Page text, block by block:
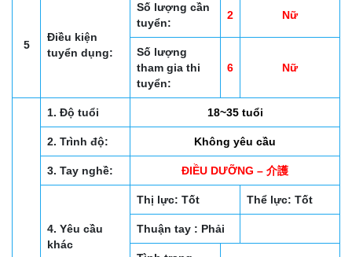
5
Điều kiện
tuyển dụng:
Số lượng cần
tuyển:
2 Nữ
Số lượng
tham gia thi
tuyển:
6 Nữ
1. Độ tuổi 18~35 tuổi
2. Trình độ: Không yêu cầu
3. Tay nghề: ĐIỀU DƯỠNG – 介護
4. Yêu cầu
khác
Thị lực: Tốt Thể lực: Tốt
Thuận tay : Phải